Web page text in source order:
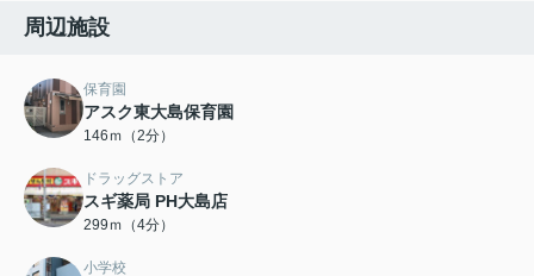
周辺施設
保育園
アスク東大島保育園
146ｍ（2分）
ドラッグストア
スギ薬局 PH大島店
299ｍ（4分）
小学校